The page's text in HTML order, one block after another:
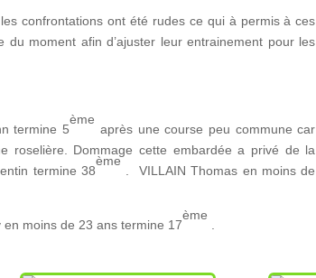
confrontations ont été rudes ce qui à permis à ces
du moment afin d’ajuster leur entrainement pour les
termine 5
ème
après une course peu commune car
roselière. Dommage cette embardée a privé de la
termine 38
ème
. VILLAIN Thomas en moins de
moins de 23 ans termine 17
ème